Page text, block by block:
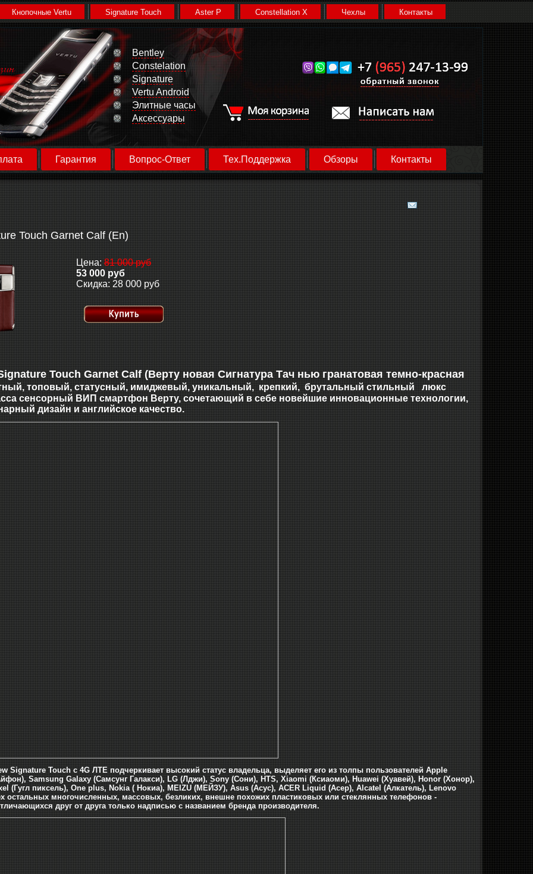
Кнопочные Vertu Signature Touch Aster P Constellation X Чехлы Контакты
Bentley
Constelation
Signature
Vertu Android
Элитные часы
Аксессуары
Гарантия Вопрос-Ответ Тех.Поддержка Обзоры Контакты
Touch Garnet Calf (En)
Цена: 81 000 руб
53 000 руб
Скидка: 28 000 руб
Touch Garnet Calf (Верту новая Сигнатура Тач нью гранатовая темно-красная
топовый, статусный, имиджевый, уникальный, крепкий, брутальный стильный люкс
сенсорный ВИП смартфон Верту, сочетающий в себе новейшие инновационные технологии,
дизайн и английское качество.
Signature Touch с 4G ЛТЕ подчеркивает высокий статус владельца, выделяет его из толпы пользователей Apple
Samsung Galaxy (Самсунг Галакси), LG (Лджи), Sony (Сони), HTS, Xiaomi (Ксиаоми), Huawei (Хуавей), Honor (Хонор),
(Гугл пиксель), One plus, Nokia ( Нокиа), MEIZU (МЕЙЗУ), Asus (Асус), ACER Liquid (Асер), Alcatel (Алкатель), Lenovo
остальных многочисленных, массовых, безликих, внешне похожих пластиковых или стеклянных телефонов -
друг от друга только надписью с названием бренда производителя.